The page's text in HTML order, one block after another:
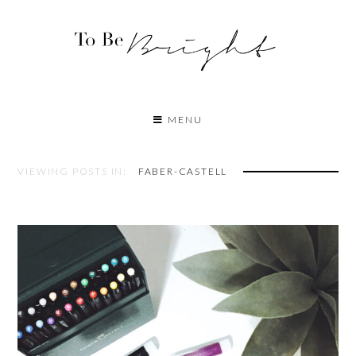
MENU
VIEWING POSTS IN: FABER-CASTELL